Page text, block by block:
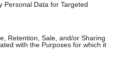
Personal Data for Targeted
Retention, Sale, and/or Sharing
with the Purposes for which it